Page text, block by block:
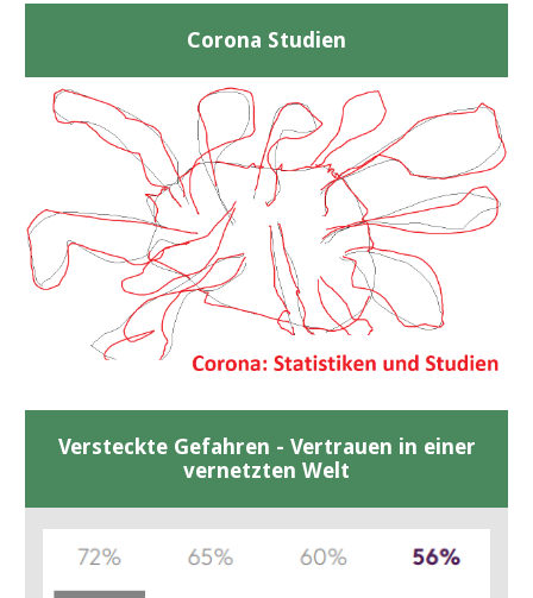
Corona Studien
Versteckte Gefahren - Vertrauen in einer
vernetzten Welt